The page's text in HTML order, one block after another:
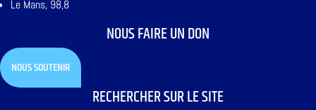
Le Mans, 98,8
NOUS FAIRE UN DON
NOUS SOUTENIR
RECHERCHER SUR LE SITE